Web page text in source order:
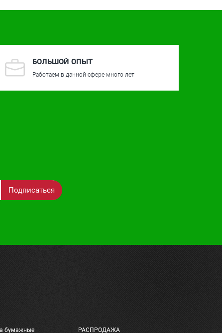
БОЛЬШОЙ ОПЫТ
Работаем в данной сфере много лет
Подписаться
бумажные РАСПРОДАЖА